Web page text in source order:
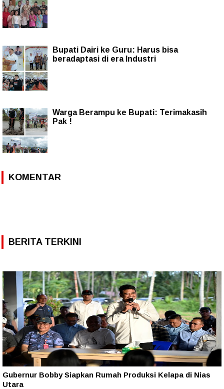
Bupati Dairi ke Guru: Harus bisa
beradaptasi di era Industri
Warga Berampu ke Bupati: Terimakasih
Pak !
KOMENTAR
BERITA TERKINI
Gubernur Bobby Siapkan Rumah Produksi Kelapa di Nias
Utara